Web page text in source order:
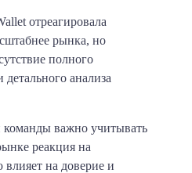
отреагировала
рынка, но
полного
детального анализа
важно учитывать
реакция на
на доверие и